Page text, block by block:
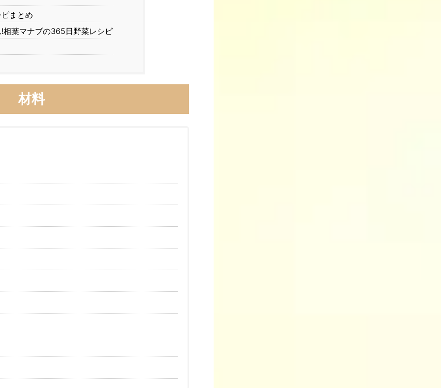
まとめ
葉マナブの365日野菜レシピ
材料